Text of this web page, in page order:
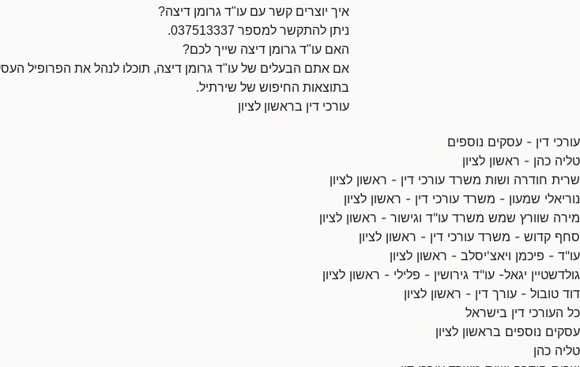
איך יוצרים קשר עם עו"ד גרומן דיצה?
ניתן להתקשר למספר 037513337.
האם עו"ד גרומן דיצה שייך לכם?
אם אתם הבעלים של עו"ד גרומן דיצה, תוכלו לנהל את הפרופיל
בתוצאות החיפוש של שירתיל.
עורכי דין בראשון לציון
עורכי דין - עסקים נוספים
טליה כהן - ראשון לציון
שרית חודרה ושות משרד עורכי דין - ראשון לציון
נוריאלי שמעון - משרד עורכי דין - ראשון לציון
מירה שוורץ שמש משרד עו"ד וגישור - ראשון לציון
סחף קדוש - משרד עורכי דין - ראשון לציון
עו"ד - פיכמן ויאצ'יסלב - ראשון לציון
גולדשטיין יגאל- עו"ד גירושין - פלילי - ראשון לציון
דוד טובול - עורך דין - ראשון לציון
כל העורכי דין בישראל
עסקים נוספים בראשון לציון
טליה כהן